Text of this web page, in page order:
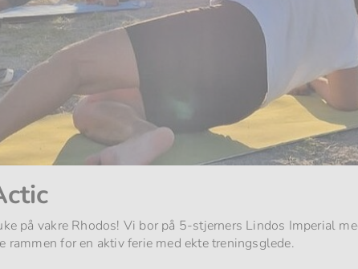
på vakre Rhodos! Vi bor på 5-stjerners Lindos Imperial
rammen for en aktiv ferie med ekte treningsglede.